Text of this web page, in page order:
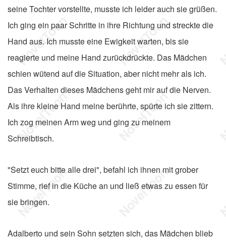
seine Tochter vorstellte, musste ich leider auch sie grüßen.
Ich ging ein paar Schritte in ihre Richtung und streckte die
Hand aus. Ich musste eine Ewigkeit warten, bis sie
reagierte und meine Hand zurückdrückte. Das Mädchen
schien wütend auf die Situation, aber nicht mehr als ich.
Das Verhalten dieses Mädchens geht mir auf die Nerven.
Als ihre kleine Hand meine berührte, spürte ich sie zittern.
Ich zog meinen Arm weg und ging zu meinem
Schreibtisch.
"Setzt euch bitte alle drei", befahl ich ihnen mit grober
Stimme, rief in die Küche an und ließ etwas zu essen für
sie bringen.
Adalberto und sein Sohn setzten sich, das Mädchen blieb